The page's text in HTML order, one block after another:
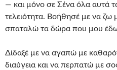
— και μόνο σε Σένα όλα αυτά
τελειότητα. Βοήθησέ με να ζω
σπαταλώ τα δώρα που μου
Δίδαξέ με να αγαπώ με
διαύγεια και να περπατώ με